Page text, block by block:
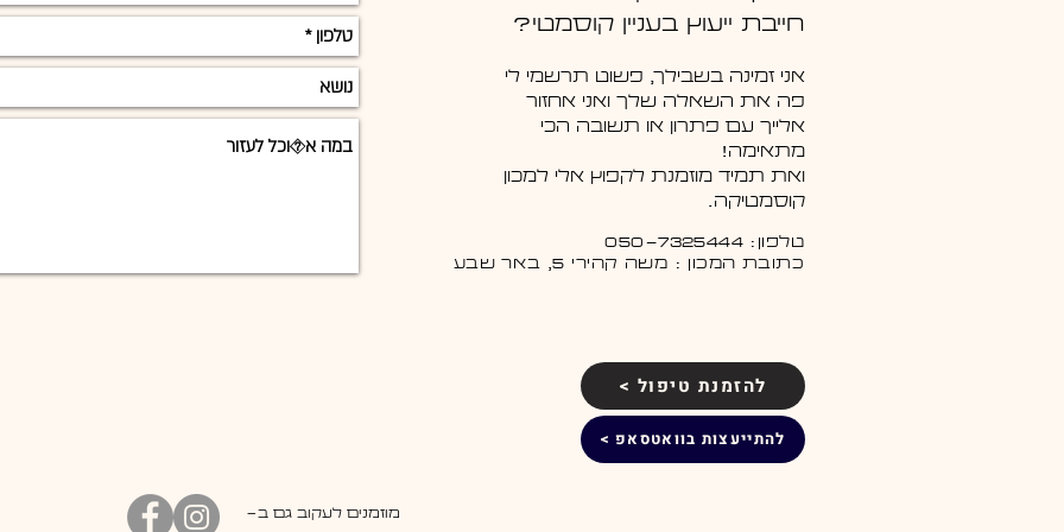
חייבת ייעוץ בעניין קוסמטי?
אני זמינה בשבילך, פשוט תרשמי לי
פה את השאלה שלך ואני אחזור
אלייך עם פתרון או תשובה הכי
מתאימה!
ואת תמיד מוזמנת לקפוץ אלי למכון
קוסמטיקה.
טלפון: 050-7325444
כתובת המכון : משה קהירי 5, באר שבע
להזמנת טיפול >
להתייעצות בוואטסאפ >
מוזמנים לעקוב גם ב-